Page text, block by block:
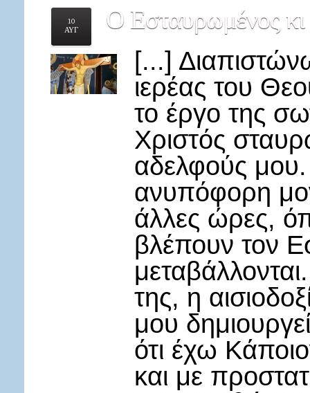
10
ΑΥΓ
Ο Εσταυρωμένος κι
[...]
ιερέας του
το έργο της
Χριστός
αδελφούς μου.
ανυπόφορη
άλλες ώρες,
βλέπουν τον
της, η
μου
ότι έχω
και με